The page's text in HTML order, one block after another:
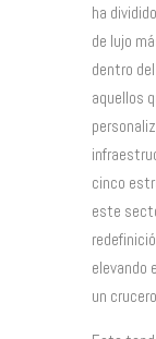
ha
de lujo
dentro
aquellos
cinco
este
elevando
un